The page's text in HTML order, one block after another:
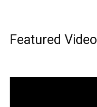
Featured Video